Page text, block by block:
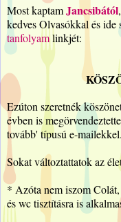
Most kaptamJancsibától
kedves Olvasókkal és ide
tanfolyamlinkjét:
Ezúton szeretnék
évben is
tovább' típusú e-mailekkel.
Sokat változtattatok az
* Azóta nem iszom
és wc tisztításra is